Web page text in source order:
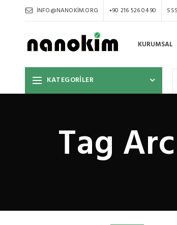
INFO@NANOKIM.ORG +90 216 526 04 90 SSS
KURUMSAL
KATEGORİLER
Tag